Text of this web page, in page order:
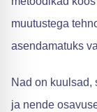
muutustega
asendamatuks
Nad on kuulsad,
ja nende